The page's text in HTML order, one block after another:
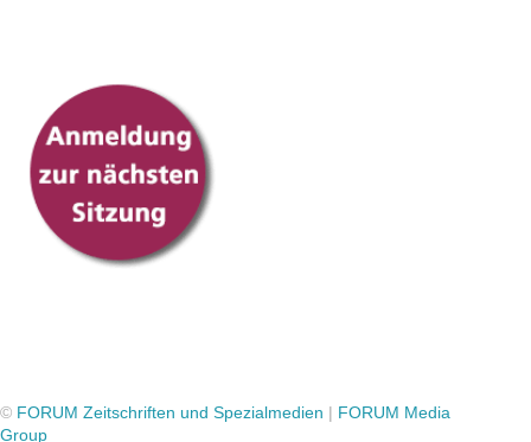
© FORUM Zeitschriften und Spezialmedien | FORUM Media
Group